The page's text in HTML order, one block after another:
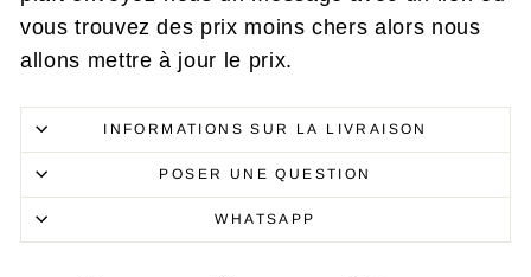
vous trouvez des prix moins chers alors nous
allons mettre à jour le prix.
INFORMATIONS SUR LA LIVRAISON
POSER UNE QUESTION
WHATSAPP